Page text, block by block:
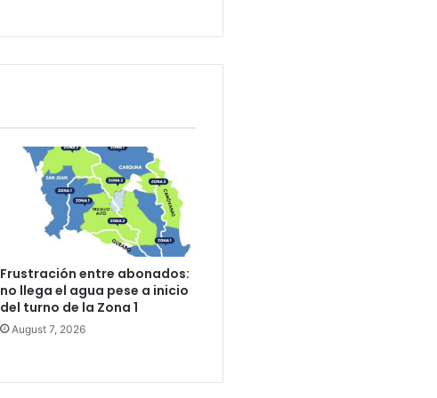
Frustración entre abonados:
no llega el agua pese a inicio
del turno de la Zona 1
August 7, 2026